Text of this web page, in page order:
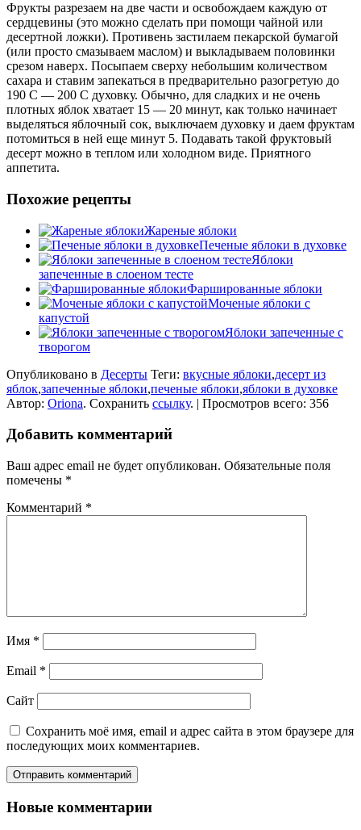
Фрукты разрезаем на две части и освобождаем каждую от
сердцевины (это можно сделать при помощи чайной или
десертной ложки). Противень застилаем пекарской бумагой
(или просто смазываем маслом) и выкладываем половинки
срезом наверх. Посыпаем сверху небольшим количеством
сахара и ставим запекаться в предварительно разогретую до
190 С — 200 С духовку. Обычно, для сладких и не очень
плотных яблок хватает 15 — 20 минут, как только начинает
выделяться яблочный сок, выключаем духовку и даем фруктам
потомиться в ней еще минут 5. Подавать такой фруктовый
десерт можно в теплом или холодном виде. Приятного
аппетита.
Похожие рецепты
Жареные яблоки
Печеные яблоки в духовке
Яблоки
запеченные в слоеном тесте
Фаршированные яблоки
Моченые яблоки с
капустой
Яблоки запеченные с
творогом
Опубликовано в Десерты Теги: вкусные яблоки,десерт из
яблок,запеченные яблоки,печеные яблоки,яблоки в духовке
Автор: Oriona. Сохранить ссылку. | Просмотров всего: 356
Добавить комментарий
Ваш адрес email не будет опубликован. Обязательные поля
помечены *
Комментарий *
Имя *
Email *
Сайт
Сохранить моё имя, email и адрес сайта в этом браузере для
последующих моих комментариев.
Новые комментарии